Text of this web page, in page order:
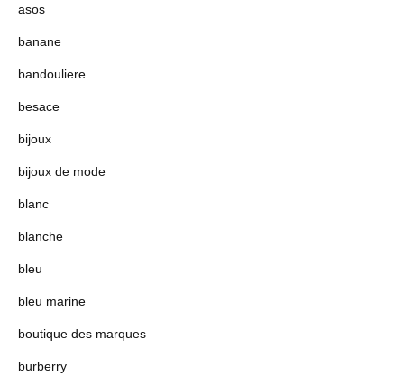
asos
banane
bandouliere
besace
bijoux
bijoux de mode
blanc
blanche
bleu
bleu marine
boutique des marques
burberry